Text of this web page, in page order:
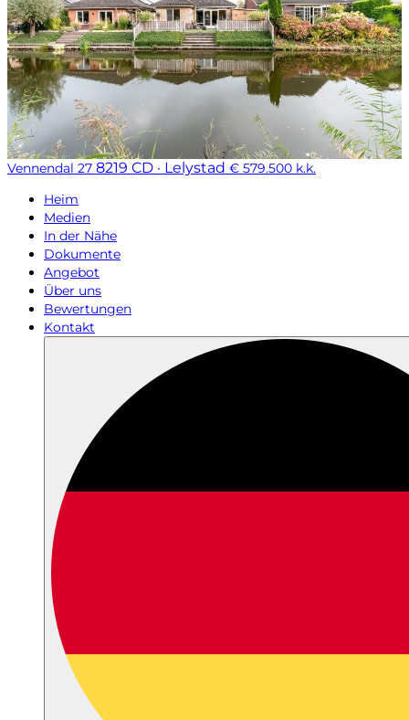
Vennendal 27 8219 CD · Lelystad € 579.500 k.k.
Heim
Medien
In der Nähe
Dokumente
Angebot
Über uns
Bewertungen
Kontakt